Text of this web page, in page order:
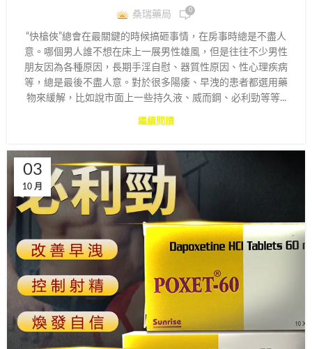
桑瑞藥局 0
“快槍俠”總會在最關鍵的時候搞砸事情，在房事時總是不盡人
意。哪個男人誰不想在床上一展男性雄風，但是往往不少男性
朋友因為各種原因，長期手淫自慰、器質性原因、性心理疾病
等，總是最後不盡人意。對於很多陽痿、早洩的患者都選用藥
物來緩解，比如說市面上一些持久液、威而鋼、必利勁等等...
繼續閱讀
03
10 月